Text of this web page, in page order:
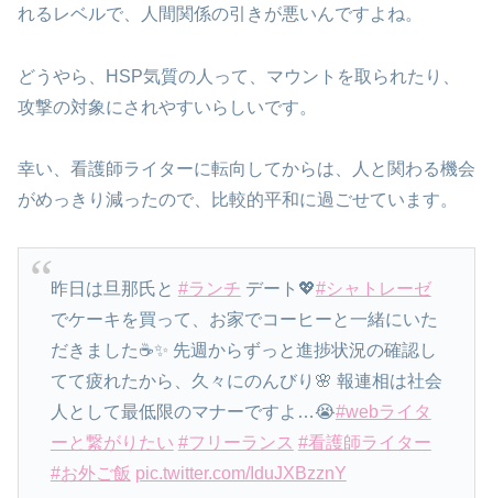
れるレベルで、人間関係の引きが悪いんですよね。
どうやら、HSP気質の人って、マウントを取られたり、
攻撃の対象にされやすいらしいです。
幸い、看護師ライターに転向してからは、人と関わる機会
がめっきり減ったので、比較的平和に過ごせています。
昨日は旦那氏と #ランチ デート💖#シャトレーゼ
でケーキを買って、お家でコーヒーと一緒にいた
だきました☕️✨ 先週からずっと進捗状況の確認し
てて疲れたから、久々にのんびり🌸 報連相は社会
人として最低限のマナーですよ…😭#webライタ
ーと繋がりたい #フリーランス #看護師ライター
#お外ご飯 pic.twitter.com/IduJXBzznY